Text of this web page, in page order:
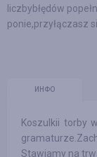
liczbybłędów
ponie,przyłączasz
ИНФО
Koszulkii torby
Stawiamy na